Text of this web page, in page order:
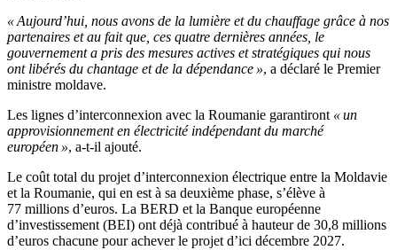
« Aujourd’hui, nous avons de la lumière et du chauffage grâce à nos
partenaires et au fait que, ces quatre dernières années, le
gouvernement a pris des mesures actives et stratégiques qui nous
ont libérés du chantage et de la dépendance », a déclaré le Premier
ministre moldave.
Les lignes d’interconnexion avec la Roumanie garantiront « un
approvisionnement en électricité indépendant du marché
européen », a-t-il ajouté.
Le coût total du projet d’interconnexion électrique entre la Moldavie
et la Roumanie, qui en est à sa deuxième phase, s’élève à
77 millions d’euros. La BERD et la Banque européenne
d’investissement (BEI) ont déjà contribué à hauteur de 30,8 millions
d’euros chacune pour achever le projet d’ici décembre 2027.